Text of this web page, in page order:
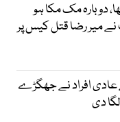
دوبارہ مک مکا ہو
میر رضا قتل کیس پر
عادی افراد نے جھگڑے
دی